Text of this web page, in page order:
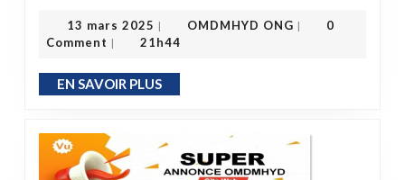
13 mars 2025 13 mars 2025
| OMDMHYD ONG |
0
Comment | 21h44
EN SAVOIR PLUSEN SAVOIR PLUS